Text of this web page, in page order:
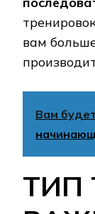
вам
Вам
ТИП